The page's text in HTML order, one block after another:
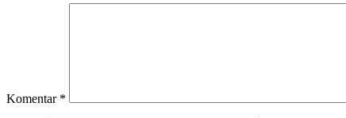
Komentar *